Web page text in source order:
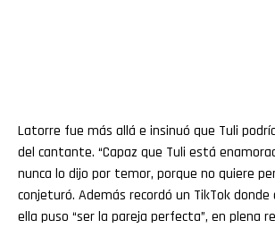
Latorre fue más allá e insinuó que Tuli
del cantante. “Capaz que Tuli está
nunca lo dijo por temor, porque no quiere
conjeturó. Además recordó un TikTok
ella puso “ser la pareja perfecta”, en plena